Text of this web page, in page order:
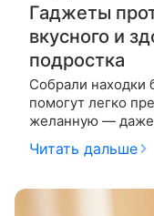
Гаджеты
вкусного и
подростка
Собрали находки
помогут легко
желанную — даже
Переходный
Читать дальше